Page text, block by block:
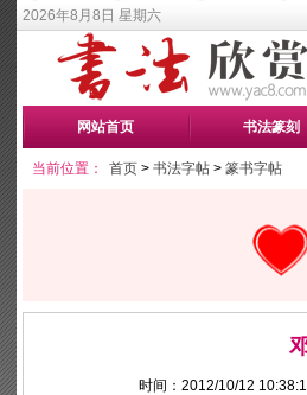
2026年8月8日 星期六
网站首页 书法篆刻
当前位置： 首页 > 书法字帖 > 篆书字帖
时间：2012/10/12